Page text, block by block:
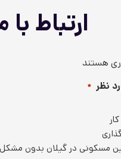
ارتباط
هستند
نظر *
مسکونی در گیلان بدون